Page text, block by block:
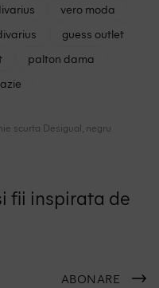
vero moda
guess outlet
palton dama
scurta Desigual, negru
fii inspirata de
ABONARE